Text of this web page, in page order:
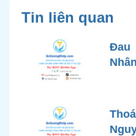
Tin liên quan
Đau
Góc